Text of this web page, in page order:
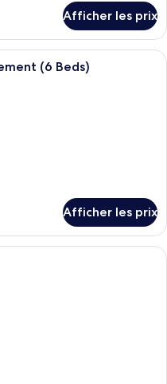
Afficher les prix
compartiment de train avec
(6 Beds)
Afficher les prix
chambre d’hôtel étroite et